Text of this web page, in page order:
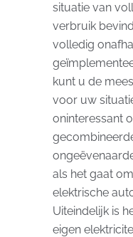
situatie van
verbruik
volledig
kunt u de
voor uw
oninteressant
als het gaat
elektrische
Uiteindelijk is
eigen